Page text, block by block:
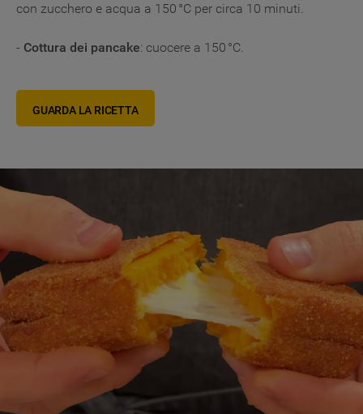
con zucchero e acqua a 150 °C per circa 10 minuti.
- Cottura dei pancake: cuocere a 150 °C.
GUARDA LA RICETTA